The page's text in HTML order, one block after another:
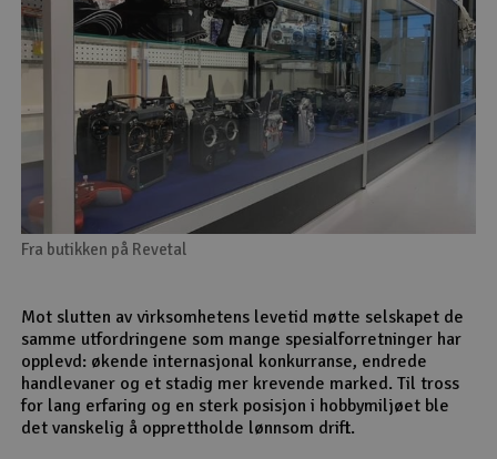
Fra butikken på Revetal
Mot slutten av virksomhetens levetid møtte selskapet de
samme utfordringene som mange spesialforretninger har
opplevd: økende internasjonal konkurranse, endrede
handlevaner og et stadig mer krevende marked. Til tross
for lang erfaring og en sterk posisjon i hobbymiljøet ble
det vanskelig å opprettholde lønnsom drift.